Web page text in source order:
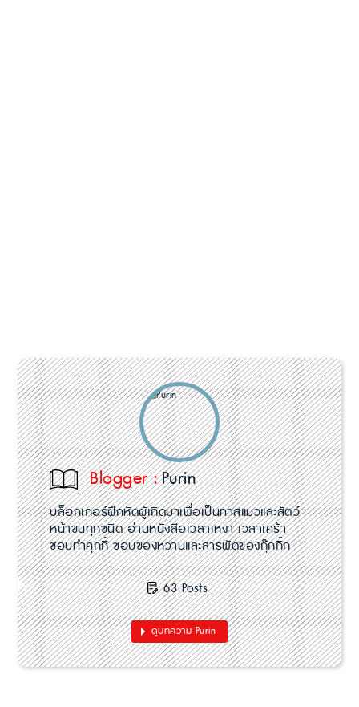
Blogger :Purin
บล็อกเกอร์ฝึกหัดผู้เกิดมาเพื่อเป็นทาสแมวและสัตว์
หน้าขนทุกชนิด อ่านหนังสือเวลาเหงา เวลาเศร้า
ชอบทำคุกกี้ ชอบของหวานและสารพัดของกุ๊กกิ๊ก
63 Posts
ดูบทความ Purin